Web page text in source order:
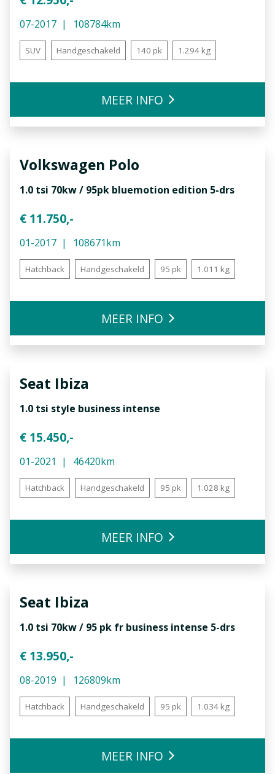
07-2017 108784km
SUV Handgeschakeld 140 pk 1.294 kg
MEER INFO
Volkswagen Polo
1.0 tsi 70kw / 95pk bluemotion edition 5-drs
€ 11.750,-
01-2017 108671km
Hatchback Handgeschakeld 95 pk 1.011 kg
MEER INFO
Seat Ibiza
1.0 tsi style business intense
€ 15.450,-
01-2021 46420km
Hatchback Handgeschakeld 95 pk 1.028 kg
MEER INFO
Seat Ibiza
1.0 tsi 70kw / 95 pk fr business intense 5-drs
€ 13.950,-
08-2019 126809km
Hatchback Handgeschakeld 95 pk 1.034 kg
MEER INFO